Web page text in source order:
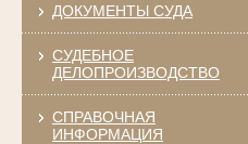
ДОКУМЕНТЫ СУДА
СУДЕБНОЕ
ДЕЛОПРОИЗВОДСТВО
СПРАВОЧНАЯ
ИНФОРМАЦИЯ